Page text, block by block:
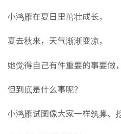
小鸿雁在夏日里茁壮成长，
夏去秋来，天气渐渐变凉，
她觉得自己有件重要的事要做，
但到底是什么事呢？
小鸿雁试图像大家一样筑巢、